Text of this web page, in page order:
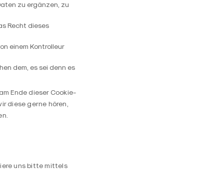
zu ergänzen, zu
Recht dieses
einem Kontrolleur
dem, es sei denn es
Ende dieser Cookie-
diese gerne hören,
uns bitte mittels